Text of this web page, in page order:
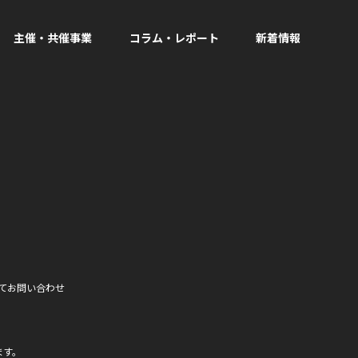
主催・共催事業 コラム・レポート 新着情報
お問い合わせ
。